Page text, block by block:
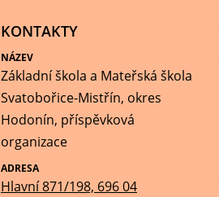
KONTAKTY
NÁZEV
Základní škola a Mateřská škola
Svatobořice-Mistřín, okres
Hodonín, příspěvková
organizace
ADRESA
Hlavní 871/198, 696 04